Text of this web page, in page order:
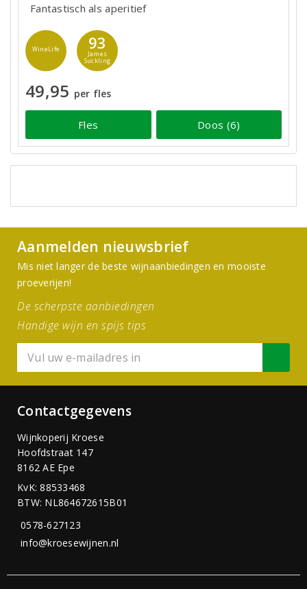
Fantastisch als aperitief
WineLife 93
James
Suckling
49,95 per fles
Fles Doos (6)
Aanmelden nieuwsbrief
Mis niet langer de beste wijnaanbiedingen en mooiste
proeverijen!
De scherpste aanbiedingen
Handige wijn en spijs tips
Contactgegevens
Wijnkoperij Kroese
Hoofdstraat 147
8162 AE Epe
KvK: 88533468
BTW: NL864672615B01
0578-627123
info@kroesewijnen.nl